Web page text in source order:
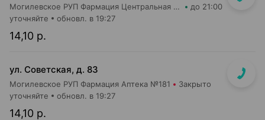
Могилевское РУП Фармация Центральная районная аптека №44 до 21:00
14,10 р.
уточняйте обновл. в 19:27
ул. Советская, д. 83
Могилевское РУП Фармация Аптека №181 Закрыто
14,10 р.
уточняйте обновл. в 19:27